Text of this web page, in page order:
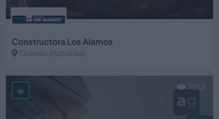
Constructora Los Alamos
Oviedo (Asturias)
Ver más
7353